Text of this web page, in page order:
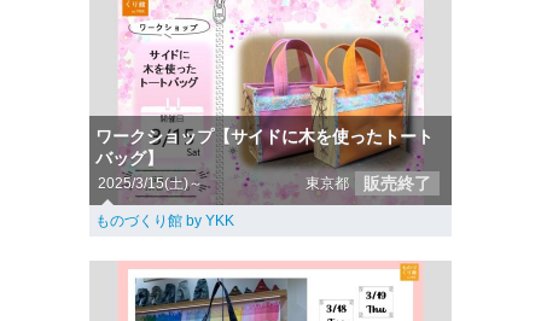
ワークショップ【サイドに木を使ったトート
バッグ】
2025/3/15(土)～ 東京都 販売終了
ものづくり館 by YKK